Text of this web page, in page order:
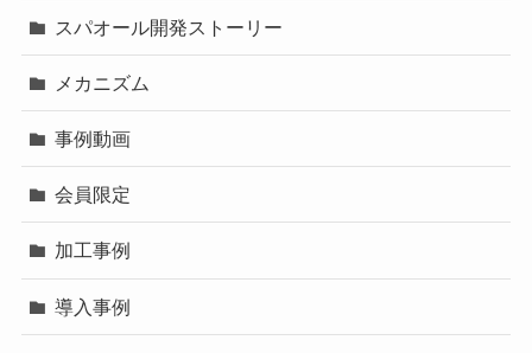
スパオール開発ストーリー
メカニズム
事例動画
会員限定
加工事例
導入事例